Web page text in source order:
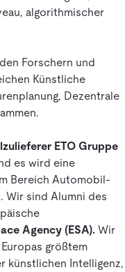
algorithmischer
Forschern und
Künstliche
Dezentrale
ETO Gruppe
es wird eine
Bereich Automobil-
Wir sind Alumni des
Agency (ESA). Wir
größtem
künstlichen Intelligenz,